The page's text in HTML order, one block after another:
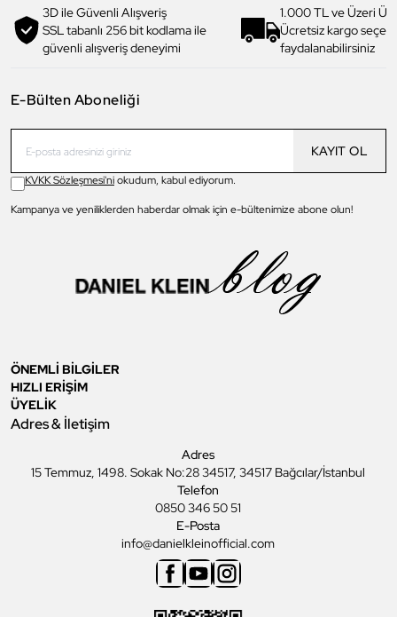
3D ile Güvenli Alışveriş
SSL tabanlı 256 bit kodlama ile
güvenli alışveriş deneyimi
1.000 TL ve Üzeri
Ücretsiz kargo
faydalanabilirsiniz
E-Bülten Aboneliği
KAYIT OL
KVKK Sözleşmesi'niokudum, kabul ediyorum.
Kampanya ve yeniliklerden haberdar olmak için e-bültenimize abone olun!
ÖNEMLİ BİLGİLER
HIZLI ERİŞİM
ÜYELİK
Adres & İletişim
Adres
15 Temmuz, 1498. Sokak No:28 34517, 34517 Bağcılar/İstanbul
Telefon
0850 346 50 51
E-Posta
info@danielkleinofficial.com
Facebook
YoutubeInstagram